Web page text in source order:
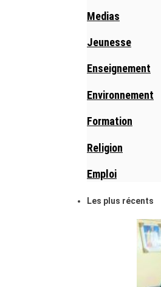
Medias
Jeunesse
Enseignement
Environnement
Formation
Religion
Emploi
Les plus récents